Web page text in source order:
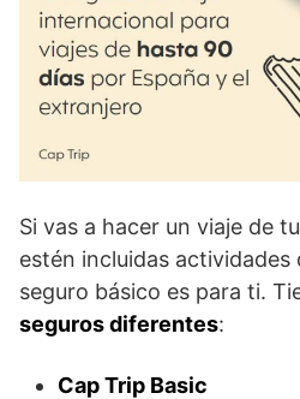
Si vas a hacer un viaje de
estén incluidas actividades
seguro básico es para ti.
seguros diferentes:
Cap Trip Basic